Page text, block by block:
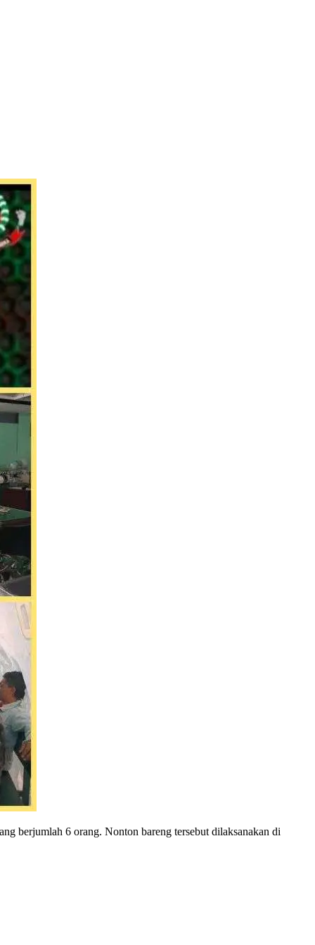
berjumlah 6 orang. Nonton bareng tersebut dilaksanakan di